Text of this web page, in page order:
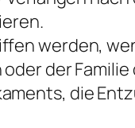
werden,
der
die